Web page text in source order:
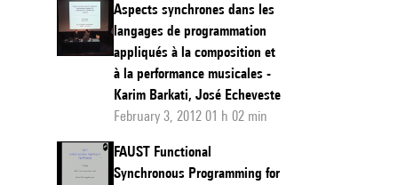
Aspects synchrones dans les
langages de programmation
appliqués à la composition et
à la performance musicales -
Karim Barkati, José Echeveste
February 3, 2012 01 h 02 min
FAUST Functional
Synchronous Programming for